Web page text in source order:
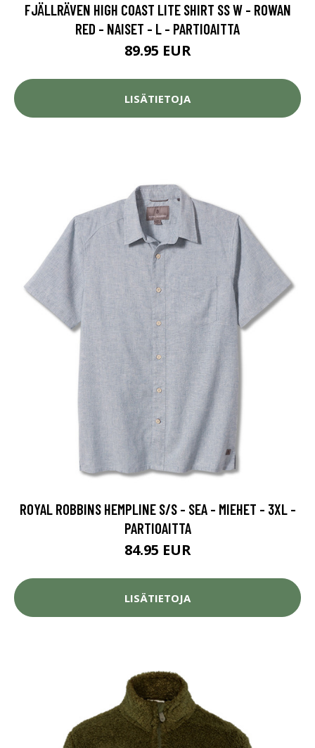
FJÄLLRÄVEN HIGH COAST LITE SHIRT SS W - ROWAN
RED - NAISET - L - PARTIOAITTA
89.95 EUR
LISÄTIETOJA
ROYAL ROBBINS HEMPLINE S/S - SEA - MIEHET - 3XL -
PARTIOAITTA
84.95 EUR
LISÄTIETOJA